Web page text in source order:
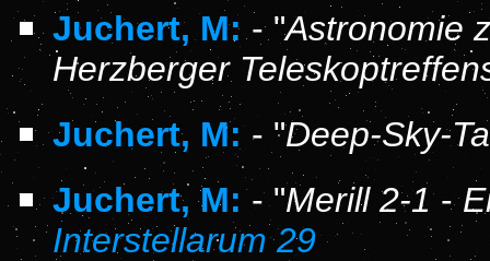
Juchert, M:- "Astronomie
Herzberger
Juchert, M:- "Deep-Sky-
Juchert, M:- "Merill 2-1-
Interstellarum 29